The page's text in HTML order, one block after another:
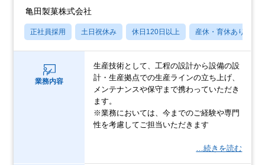
亀田製菓株式会社
正社員採用 土日祝休み 休日120日以上 産休・育休あり
業務内容
生産技術として、工程の設計から設備の設
計・生産拠点での生産ラインの立ち上げ、
メンテナンスや保守まで携わっていただき
ます。
※業務においては、今までのご経験や専門
性を考慮してご担当いただきます
…続きを読む